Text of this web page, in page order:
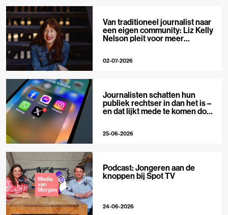
Van traditioneel journalist naar
een eigen community: Liz Kelly
Nelson pleit voor meer
02-07-2026
Journalisten schatten hun
publiek rechtser in dan het is –
en dat lijkt mede te komen door
25-06-2026
Podcast: Jongeren aan de
knoppen bij Spot TV
24-06-2026